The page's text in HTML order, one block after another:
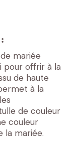
mariée
pour offrir à la
de haute
à la
de couleur
couleur
la mariée.